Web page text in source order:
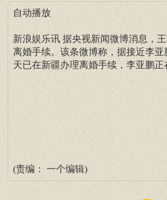
自动播放
新浪娱乐讯 据央视新闻微博消息，
离婚手续。该条微博称，据接近李
天已在新疆办理离婚手续，李亚鹏正
(责编： 一个编辑)